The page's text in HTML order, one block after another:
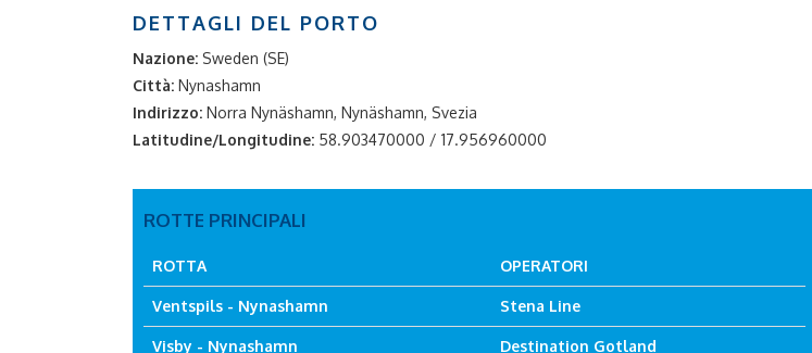
DETTAGLI DEL PORTO
Nazione: Sweden (SE)
Città: Nynashamn
Indirizzo: Norra Nynäshamn, Nynäshamn, Svezia
Latitudine/Longitudine: 58.903470000 / 17.956960000
ROTTE PRINCIPALI
ROTTA OPERATORI
Ventspils - Nynashamn Stena Line
Visby - Nynashamn Destination Gotland